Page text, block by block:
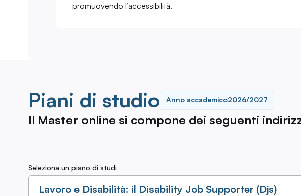
promuovendo l’accessibilità.
Piani di studio Anno accademico2026/2027
Il Master online si compone dei seguenti
Seleziona un piano di studi
Lavoro e Disabilità: il Disability Job Supporter (Djs)